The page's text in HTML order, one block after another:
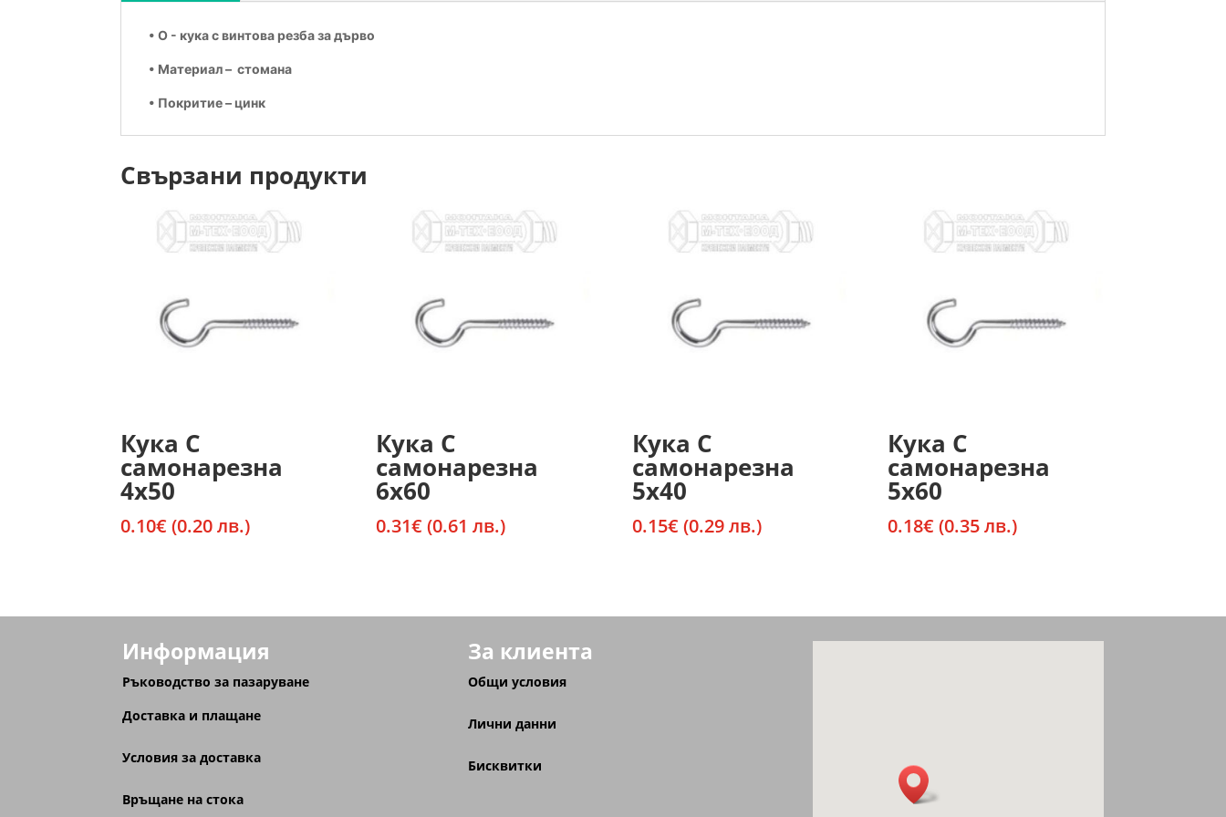
• O - кука с винтова резба за дърво
• Материал – стомана
• Покритие – цинк
Свързани продукти
Кука С
самонарезна
4х50
0.10€ (0.20 лв.)
Кука С
самонарезна
6х60
0.31€ (0.61 лв.)
Кука С
самонарезна
5х40
0.15€ (0.29 лв.)
Кука С
самонарезна
5х60
0.18€ (0.35 лв.)
Информация
Ръководство за пазаруване
Доставка и плащане
Условия за доставка
Връщане на стока
За клиента
Общи условия
Лични данни
Бисквитки